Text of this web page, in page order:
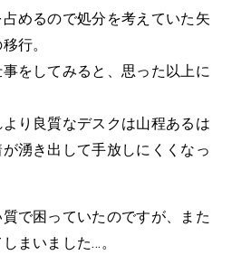
めるので処分を考えていた矢
行。
をしてみると、思った以上に
り良質なデスクは山程あるは
湧き出して手放しにくくなっ
で困っていたのですが、また
まいました…。